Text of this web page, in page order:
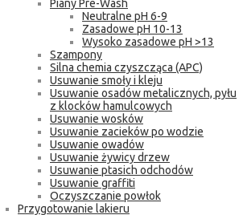
Piany Pre-Wash
Neutralne pH 6-9
Zasadowe pH 10-13
Wysoko zasadowe pH >13
Szampony
Silna chemia czyszcząca (APC)
Usuwanie smoły i kleju
Usuwanie osadów metalicznych, pyłu
z klocków hamulcowych
Usuwanie wosków
Usuwanie zacieków po wodzie
Usuwanie owadów
Usuwanie żywicy drzew
Usuwanie ptasich odchodów
Usuwanie graffiti
Oczyszczanie powłok
Przygotowanie lakieru